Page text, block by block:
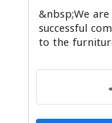
&nbsp;We
successful
to the